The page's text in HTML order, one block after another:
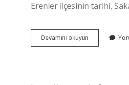
Erenler ilçesinin tarihi,
Devamını okuyun
Ismi